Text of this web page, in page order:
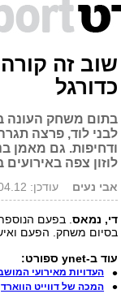
שוב זה
כדורגל
לבני לוד, פרצה
ודחיפות. גם מאמן
לוזון צפה באירועים
אבי נעים עודכן: 20.04.12, 17:52
די, נמאס. בפעם
בסיום משחק. הפעם
עוד ב-ynet ספורט:
העדויות מאירועי
המכה של דווייט הווארד